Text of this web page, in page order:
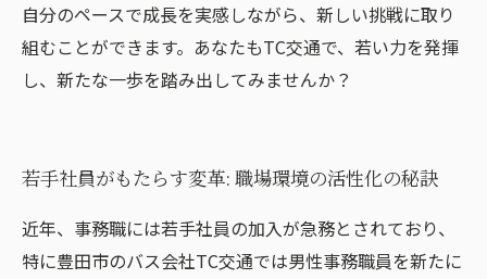
自分のペースで成長を実感しながら、新しい挑戦に取り
組むことができます。あなたもTC交通で、若い力を発揮
し、新たな一歩を踏み出してみませんか？
若手社員がもたらす変革: 職場環境の活性化の秘訣
近年、事務職には若手社員の加入が急務とされており、
特に豊田市のバス会社TC交通では男性事務職員を新たに